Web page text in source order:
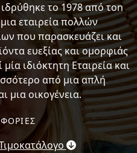
το 1978 από τon
εταιρεία πολλών
που παρασκευάζει και
ευεξίας και ομορφιάς
ιδιόκτητη Εταιρεία και
από μια απλή
μια οικογένεια.